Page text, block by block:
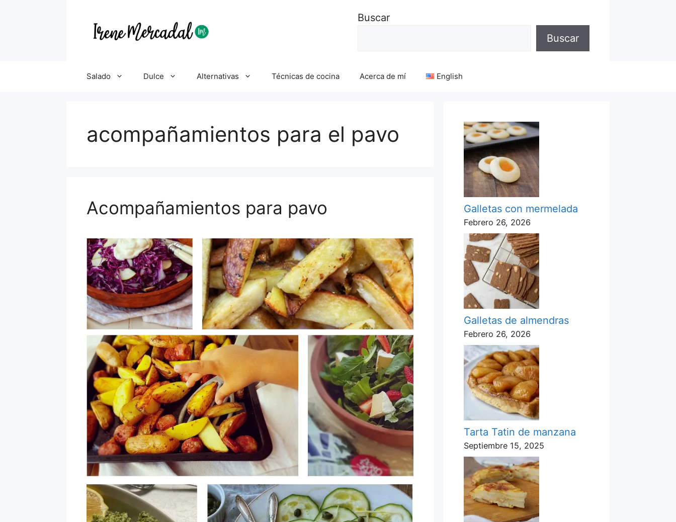
Buscar
Buscar
Salado Dulce Alternativas Técnicas de cocina Acerca de mí English
acompañamientos para el pavo
Acompañamientos para pavo Galletas con mermelada
Febrero 26, 2026
Galletas de almendras
Febrero 26, 2026
Tarta Tatin de manzana
Septiembre 15, 2025